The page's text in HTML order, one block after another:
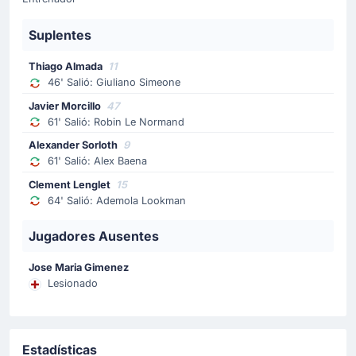
56'
Cambio de jugador
Bryan Salvatierra
Christian Stuani
Equipo visitante sustituye a Bryan Gil por Christian
Stuani.
46'
Cambio de jugador
Giuliano Simeone
local.
Robin Le Normand del Atlético Madrid ha sido
Suplentes
Thiago Almada 11
46' Salió: Giuliano Simeone
Javier Morcillo 47
61' Salió: Robin Le Normand
Alexander Sorloth 9
61' Salió: Alex Baena
Clement Lenglet 15
64' Salió: Ademola Lookman
Jugadores Ausentes
Jose Maria Gimenez
Lesionado
Estadísticas